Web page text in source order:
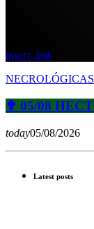
insert_link
NECROLÓGICAS
✟ 05/08
today05/08/2026
Latest posts